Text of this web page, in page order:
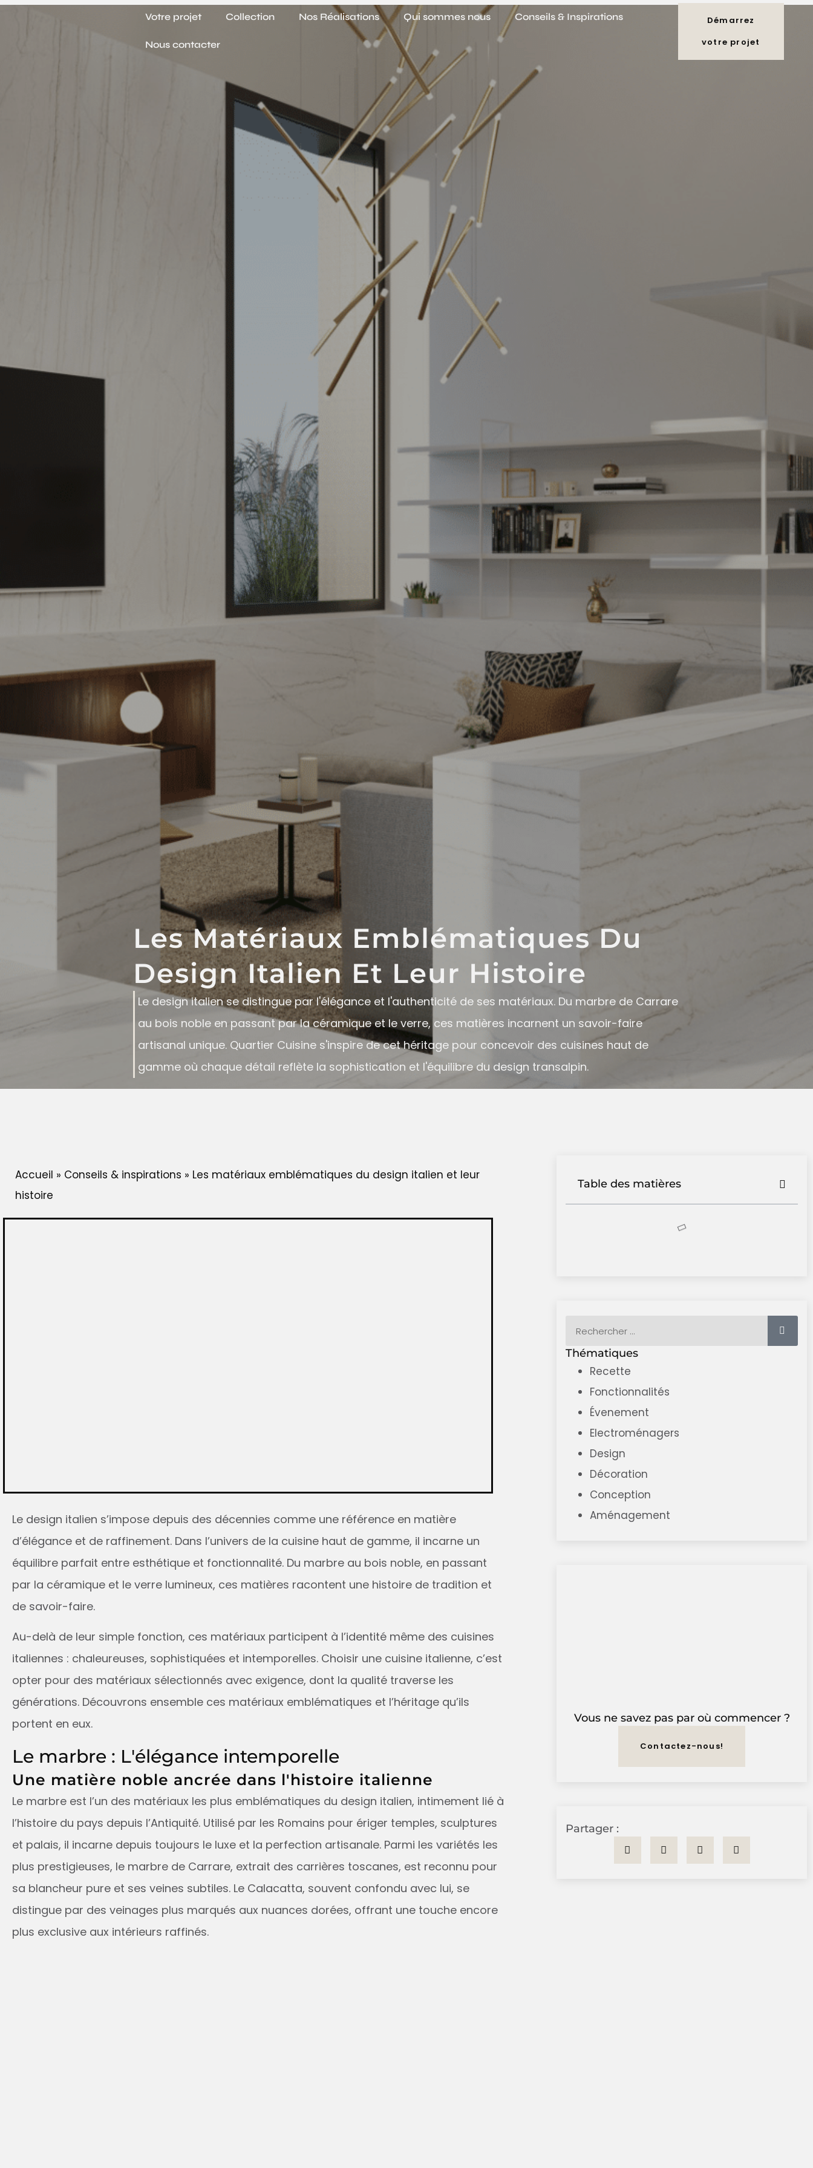
Panneau de gestion des cookiesVotre projet Collection Nos Réalisations Qui sommes nous Conseils & Inspirations
Nous contacter
Démarrez
votre projet
Les Matériaux Emblématiques Du
Design Italien Et Leur Histoire
Le design italien se distingue par l'élégance et l'authenticité de ses matériaux. Du marbre de Carrare
au bois noble en passant par la céramique et le verre, ces matières incarnent un savoir-faire
artisanal unique. Quartier Cuisine s'inspire de cet héritage pour concevoir des cuisines haut de
gamme où chaque détail reflète la sophistication et l'équilibre du design transalpin.
Accueil » Conseils & inspirations » Les matériaux emblématiques du design italien et leur
histoire
Le design italien s’impose depuis des décennies comme une référence en matière
d’élégance et de raffinement. Dans l’univers de la cuisine haut de gamme, il incarne un
équilibre parfait entre esthétique et fonctionnalité. Du marbre au bois noble, en passant
par la céramique et le verre lumineux, ces matières racontent une histoire de tradition et
de savoir-faire.
Au-delà de leur simple fonction, ces matériaux participent à l’identité même des cuisines
italiennes : chaleureuses, sophistiquées et intemporelles. Choisir une cuisine italienne, c’est
opter pour des matériaux sélectionnés avec exigence, dont la qualité traverse les
générations. Découvrons ensemble ces matériaux emblématiques et l’héritage qu’ils
portent en eux.
Le marbre : L'élégance intemporelle
Une matière noble ancrée dans l'histoire italienne
Le marbre est l’un des matériaux les plus emblématiques du design italien, intimement lié à
l’histoire du pays depuis l’Antiquité. Utilisé par les Romains pour ériger temples, sculptures
et palais, il incarne depuis toujours le luxe et la perfection artisanale. Parmi les variétés les
plus prestigieuses, le marbre de Carrare, extrait des carrières toscanes, est reconnu pour
sa blancheur pure et ses veines subtiles. Le Calacatta, souvent confondu avec lui, se
distingue par des veinages plus marqués aux nuances dorées, offrant une touche encore
plus exclusive aux intérieurs raffinés.
Table des matières
Thématiques
Recette
Fonctionnalités
Évenement
Electroménagers
Design
Décoration
Conception
Aménagement
Vous ne savez pas par où commencer ?
Contactez-nous!
Partager :